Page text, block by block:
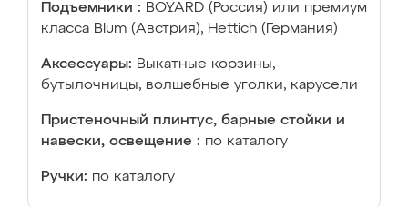
Подъемники : BOYARD (Россия) или премиум
класса Blum (Австрия), Hettich (Германия)
Аксессуары: Выкатные корзины,
бутылочницы, волшебные уголки, карусели
Пристеночный плинтус, барные стойки и
навески, освещение : по каталогу
Ручки: по каталогу